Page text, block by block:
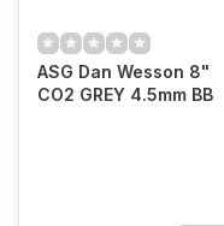
ASG Dan Wesson 8"
CO2 GREY 4.5mm BB